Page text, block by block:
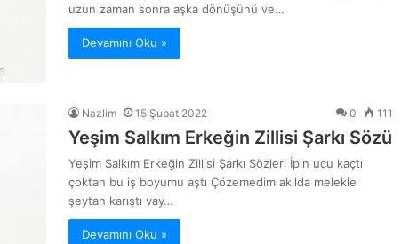
uzun zaman sonra aşka dönüşünü ve…
Devamını Oku »
Nazlim 15 Şubat 2022 0 111
Yeşim Salkım Erkeğin Zillisi Şarkı Sözü
Yeşim Salkım Erkeğin Zillisi Şarkı Sözleri İpin ucu kaçtı
çoktan bu iş boyumu aştı Çözemedim akılda melekle
şeytan karıştı vay…
Devamını Oku »